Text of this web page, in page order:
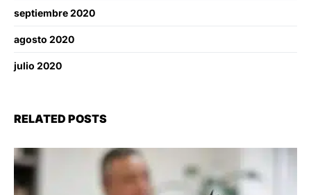
septiembre 2020
agosto 2020
julio 2020
RELATED POSTS